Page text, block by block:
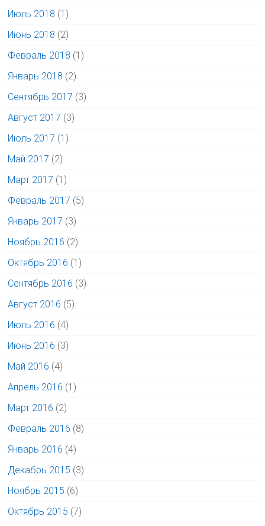
Июль 2018 (1)
Июнь 2018 (2)
Февраль 2018 (1)
Январь 2018 (2)
Сентябрь 2017 (3)
Август 2017 (3)
Июль 2017 (1)
Май 2017 (2)
Март 2017 (1)
Февраль 2017 (5)
Январь 2017 (3)
Ноябрь 2016 (2)
Октябрь 2016 (1)
Сентябрь 2016 (3)
Август 2016 (5)
Июль 2016 (4)
Июнь 2016 (3)
Май 2016 (4)
Апрель 2016 (1)
Март 2016 (2)
Февраль 2016 (8)
Январь 2016 (4)
Декабрь 2015 (3)
Ноябрь 2015 (6)
Октябрь 2015 (7)